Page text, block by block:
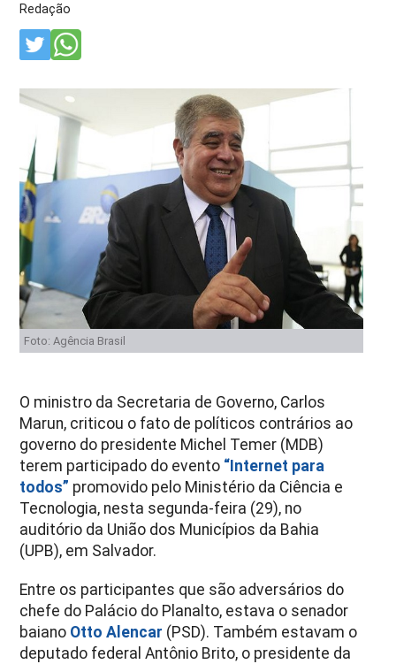
Redação
Foto: Agência Brasil
O ministro da Secretaria de Governo, Carlos
Marun, criticou o fato de políticos contrários ao
governo do presidente Michel Temer (MDB)
terem participado do evento “Internet para
todos” promovido pelo Ministério da Ciência e
Tecnologia, nesta segunda-feira (29), no
auditório da União dos Municípios da Bahia
(UPB), em Salvador.
Entre os participantes que são adversários do
chefe do Palácio do Planalto, estava o senador
baiano Otto Alencar (PSD). Também estavam o
deputado federal Antônio Brito, o presidente da